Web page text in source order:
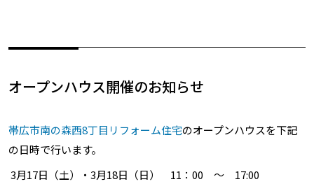
オープンハウス開催のお知らせ
帯広市南の森西8丁目リフォーム住宅のオープンハウスを下記
の日時で行います。
3月17日（土）・3月18日（日） 11：00 ～ 17:00